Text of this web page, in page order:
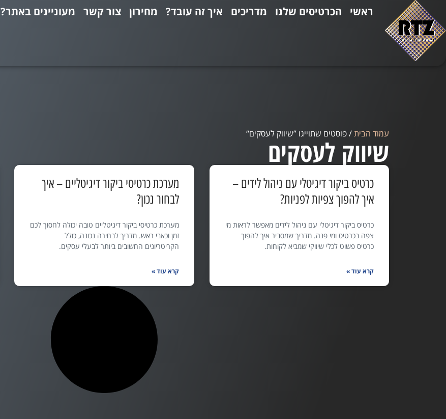
ראשי הכרטיסים שלנו מדריכים איך זה עובד? מחירון צור קשר מעוניינים באתר?
עמוד הבית/ פוסטים שתוייגו ”שיווק לעסקים“
שיווק לעסקים
כרטיס ביקור דיגיטלי עם ניהול לידים –
איך להפוך צפיות לפניות?
כרטיס ביקור דיגיטלי עם ניהול לידים מאפשר לראות מי
צפה בכרטיס ומי פנה. מדריך שמסביר איך להפוך
כרטיס פשוט לכלי שיווקי שמביא לקוחות.
קרא עוד »
מערכת כרטיסי ביקור דיגיטליים – איך
לבחור נכון?
מערכת כרטיסי ביקור דיגיטליים טובה יכולה לחסוך לכם
זמן וכאבי ראש. מדריך לבחירה נכונה, כולל
הקריטריונים החשובים ביותר לבעלי עסקים.
קרא עוד »